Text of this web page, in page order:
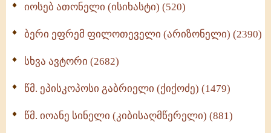
ქადაგებანი გაბრიელ ეპისკოპოსისა - II ტომი
სულიერი ცხოვრების სახელმძღვანელო -
ნაწილი II (369)
იოსებ ათონელი (ისიხასტი) (520)
ბერი ეფრემ ფილოთეველი (არიზონელი) (2390)
სხვა ავტორი (2682)
წმ. ეპისკოპოსი გაბრიელი (ქიქოძე) (1479)
წმ. იოანე სინელი (კიბისაღმწერელი) (881)